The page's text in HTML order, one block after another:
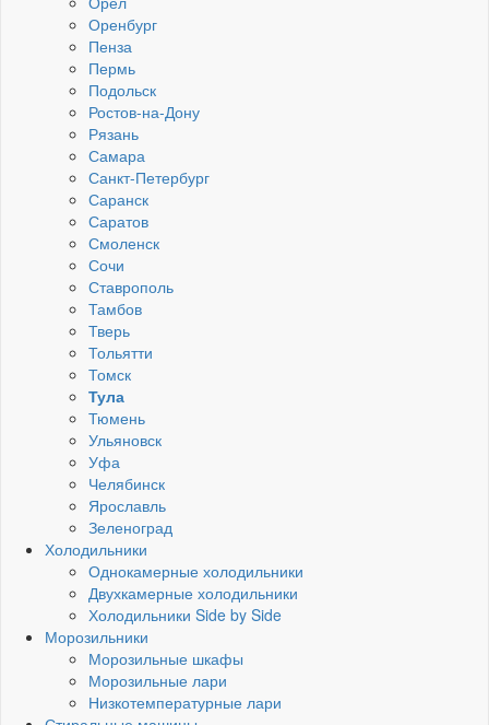
Оренбург
Пенза
Пермь
Подольск
Ростов-на-Дону
Рязань
Самара
Санкт-Петербург
Саранск
Саратов
Смоленск
Сочи
Ставрополь
Тамбов
Тверь
Тольятти
Томск
Тула
Тюмень
Ульяновск
Уфа
Челябинск
Ярославль
Зеленоград
Холодильники
Однокамерные холодильники
Двухкамерные холодильники
Холодильники Side by Side
Морозильники
Морозильные шкафы
Морозильные лари
Низкотемпературные лари